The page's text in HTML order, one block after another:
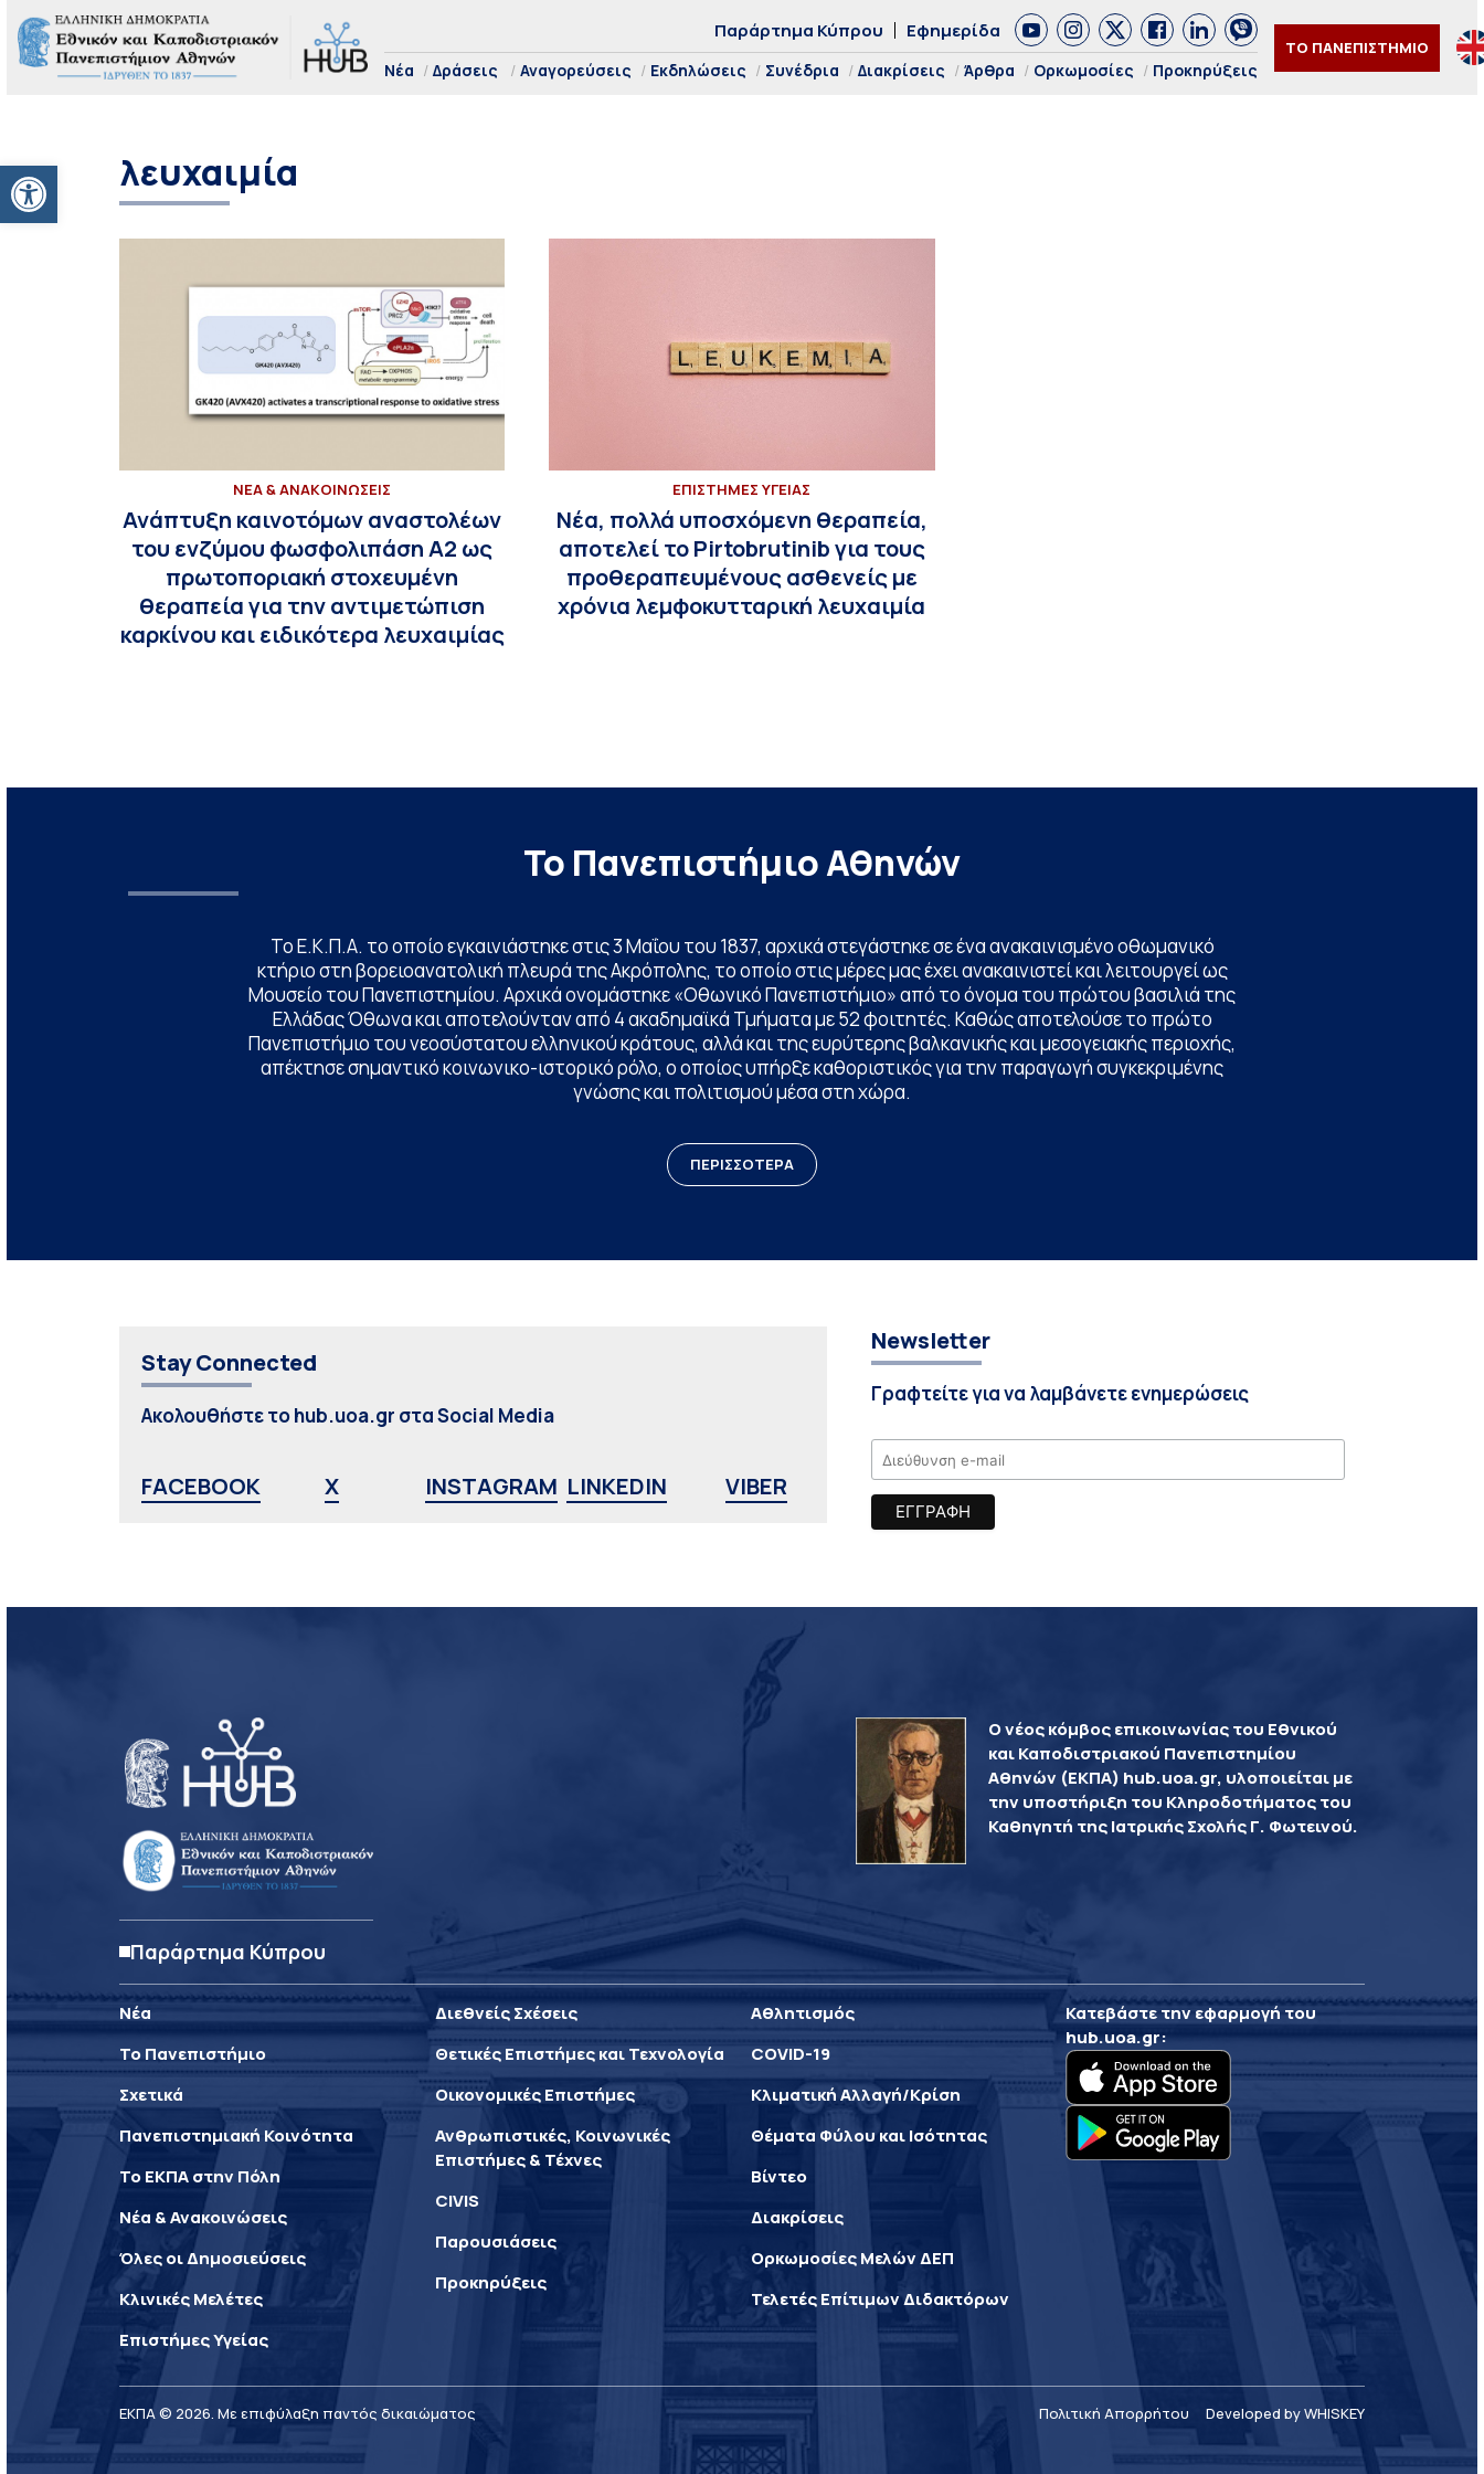
Ανοίξτε τη γραμμή εργαλείων
Παράρτημα Κύπρου Εφημερίδα
Νέα Δράσεις Αναγορεύσεις Εκδηλώσεις Συνέδρια Διακρίσεις Άρθρα Ορκωμοσίες Προκηρύξεις
ΤΟ ΠΑΝΕΠΙΣΤΗΜΙΟ
λευχαιμία
ΝΕΑ & ΑΝΑΚΟΙΝΩΣΕΙΣ
Ανάπτυξη καινοτόμων αναστολέων
του ενζύμου φωσφολιπάση Α2 ως
πρωτοποριακή στοχευμένη
θεραπεία για την αντιμετώπιση
καρκίνου και ειδικότερα λευχαιμίας
ΕΠΙΣΤΗΜΕΣ ΥΓΕΙΑΣ
Νέα, πολλά υποσχόμενη θεραπεία,
αποτελεί το Pirtobrutinib για τους
προθεραπευμένους ασθενείς με
χρόνια λεμφοκυτταρική λευχαιμία
Το Πανεπιστήμιο Αθηνών
Το Ε.Κ.Π.Α. το οποίο εγκαινιάστηκε στις 3 Μαΐου του 1837, αρχικά στεγάστηκε σε ένα ανακαινισμένο οθωμανικό
κτήριο στη βορειοανατολική πλευρά της Ακρόπολης, το οποίο στις μέρες μας έχει ανακαινιστεί και λειτουργεί ως
Μουσείο του Πανεπιστημίου. Αρχικά ονομάστηκε «Οθωνικό Πανεπιστήμιο» από το όνομα του πρώτου βασιλιά της
Ελλάδας Όθωνα και αποτελούνταν από 4 ακαδημαϊκά Τμήματα με 52 φοιτητές. Καθώς αποτελούσε το πρώτο
Πανεπιστήμιο του νεοσύστατου ελληνικού κράτους, αλλά και της ευρύτερης βαλκανικής και μεσογειακής περιοχής,
απέκτησε σημαντικό κοινωνικο-ιστορικό ρόλο, ο οποίος υπήρξε καθοριστικός για την παραγωγή συγκεκριμένης
γνώσης και πολιτισμού μέσα στη χώρα.
ΠΕΡΙΣΣΟΤΕΡΑ
Stay Connected
Ακολουθήστε το hub.uoa.gr στα Social Media
FACEBOOK X INSTAGRAM LINKEDIN VIBER
Newsletter
Γραφτείτε για να λαμβάνετε ενημερώσεις
Παράρτημα Κύπρου
Ο νέος κόμβος επικοινωνίας του Εθνικού
και Καποδιστριακού Πανεπιστημίου
Αθηνών (ΕΚΠΑ) hub.uoa.gr, υλοποιείται με
την υποστήριξη του Κληροδοτήματος του
Καθηγητή της Ιατρικής Σχολής Γ. Φωτεινού.
Νέα
Το Πανεπιστήμιο
Σχετικά
Πανεπιστημιακή Κοινότητα
Το ΕΚΠΑ στην Πόλη
Νέα & Ανακοινώσεις
Όλες οι Δημοσιεύσεις
Κλινικές Μελέτες
Επιστήμες Υγείας
Διεθνείς Σχέσεις
Θετικές Επιστήμες και Τεχνολογία
Οικονομικές Επιστήμες
Ανθρωπιστικές, Κοινωνικές
Επιστήμες & Τέχνες
CIVIS
Παρουσιάσεις
Προκηρύξεις
Αθλητισμός
COVID-19
Κλιματική Αλλαγή/Κρίση
Θέματα Φύλου και Ισότητας
Βίντεο
Διακρίσεις
Ορκωμοσίες Μελών ΔΕΠ
Τελετές Επίτιμων Διδακτόρων
Κατεβάστε την εφαρμογή του
hub.uoa.gr:
ΕΚΠΑ © 2026. Με επιφύλαξη παντός δικαιώματος Πολιτική Απορρήτου Developed by WHISKEY